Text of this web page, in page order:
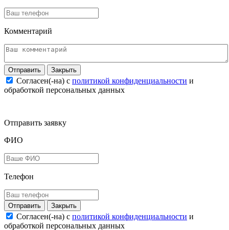
Комментарий
Закрыть
Согласен(-на) c политикой конфиденциальности и
обработкой персональных данных
Отправить заявку
ФИО
Телефон
Закрыть
Согласен(-на) c политикой конфиденциальности и
обработкой персональных данных